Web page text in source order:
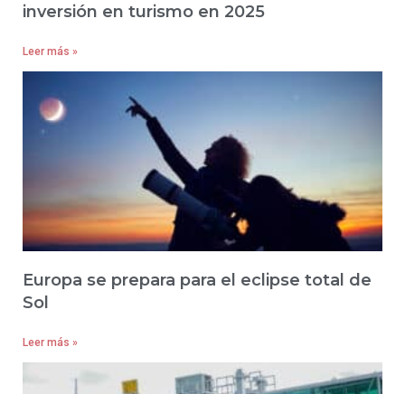
inversión en turismo en 2025
Leer más »
Europa se prepara para el eclipse total de
Sol
Leer más »